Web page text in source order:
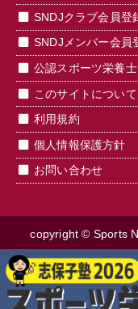
SNDJクラブ会員登
SNDJメンバー会員
公認スポーツ栄養
このサイトについて
利用規約
個人情報保護方針
お問い合わせ
copyright © Sports